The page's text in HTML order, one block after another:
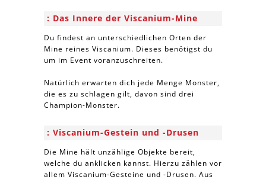
Das Innere der Viscanium-Mine
Du findest an unterschiedlichen Orten der
Mine reines Viscanium. Dieses benötigst du
um im Event voranzuschreiten.
Natürlich erwarten dich jede Menge Monster,
die es zu schlagen gilt, davon sind drei
Champion-Monster.
Viscanium-Gestein und -Drusen
Die Mine hält unzählige Objekte bereit,
welche du anklicken kannst. Hierzu zählen vor
allem Viscanium-Gesteine und -Drusen. Aus